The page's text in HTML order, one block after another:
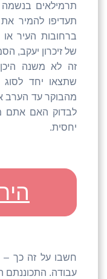
תרמילאים בנשמה
תעדיפו להמיר את
ברחובות העיר
של זיכרון יעקב,
זה לא משנה
שתצאו יחד לסוג
מהבוקר עד הערב
לבדוק האם אתם
יחסית.
חשבו על זה כך –
עבודה.